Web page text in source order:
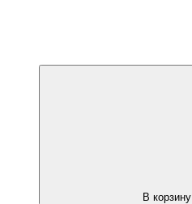
В корзину